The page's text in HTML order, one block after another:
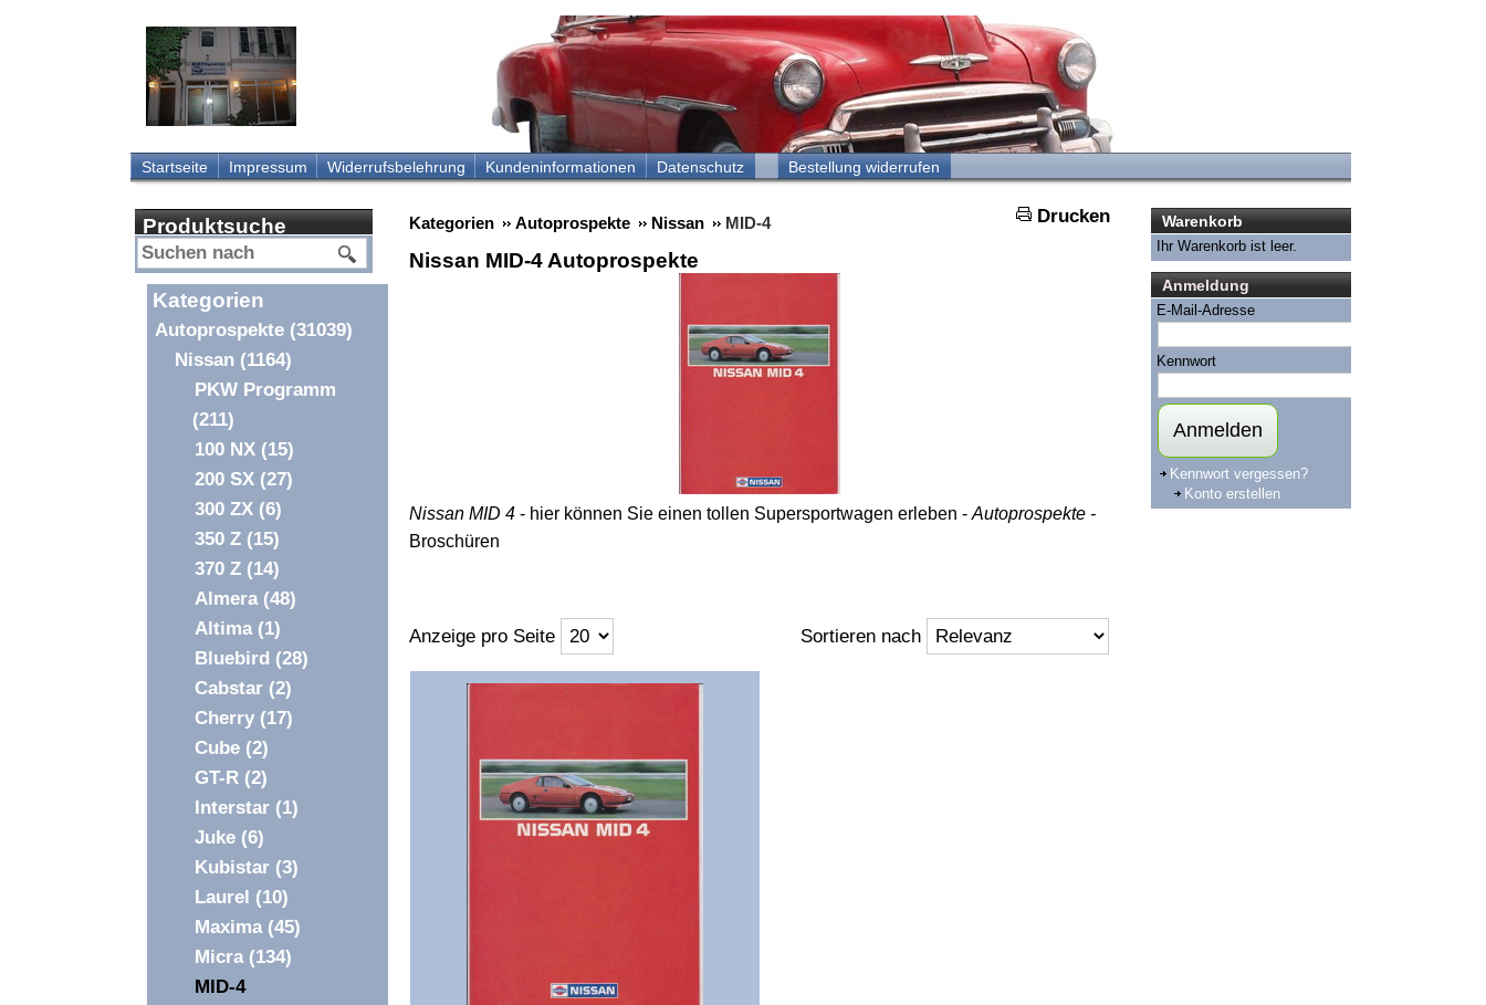
Startseite Impressum Widerrufsbelehrung Kundeninformationen Datenschutz Bestellung widerrufen
Produktsuche
Kategorien
Autoprospekte (31039)
Nissan (1164)
PKW Programm
(211)
100 NX (15)
200 SX (27)
300 ZX (6)
350 Z (15)
370 Z (14)
Almera (48)
Altima (1)
Bluebird (28)
Cabstar (2)
Cherry (17)
Cube (2)
GT-R (2)
Interstar (1)
Juke (6)
Kubistar (3)
Laurel (10)
Maxima (45)
Micra (134)
MID-4
Warenkorb
Ihr Warenkorb ist leer.
Anmeldung
E-Mail-Adresse
Kennwort
Anmelden
Kennwort vergessen?
Konto erstellen
Drucken
Kategorien Autoprospekte Nissan MID-4
Nissan MID-4 Autoprospekte
Nissan MID 4 - hier können Sie einen tollen Supersportwagen erleben - Autoprospekte -
Broschüren
Anzeige pro Seite Sortieren nach
Überschrift